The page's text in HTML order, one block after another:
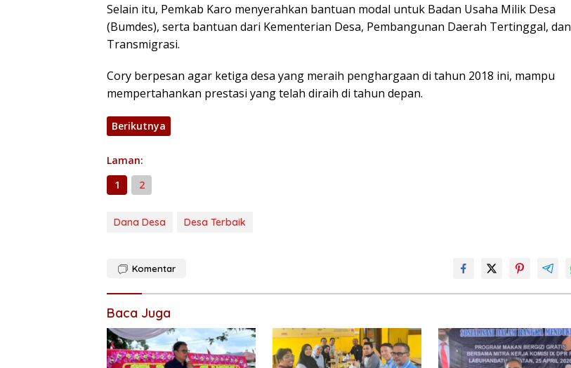
Selain itu, Pemkab Karo menyerahkan bantuan modal untuk Badan Usaha Milik Desa
(Bumdes), serta bantuan dari Kementerian Desa, Pembangunan Daerah Tertinggal, dan
Transmigrasi.
Cory berpesan agar ketiga desa yang meraih penghargaan di tahun 2018 ini, mampu
mempertahankan prestasi yang telah diraih di tahun depan.
Berikutnya
Laman:
1
2
Dana Desa Desa Terbaik
Komentar
Baca Juga